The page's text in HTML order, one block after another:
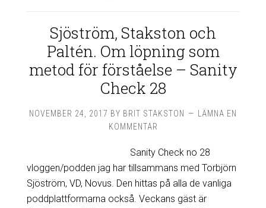
Sjöström, Stakston och
Paltén. Om löpning som
metod för förståelse – Sanity
Check 28
NOVEMBER 24, 2017 BY BRIT STAKSTON
LÄMNA EN
KOMMENTAR
Sanity Check no 28
vloggen/podden jag har tillsammans med Torbjörn
Sjöström, VD, Novus. Den hittas på alla de vanliga
poddplattformarna också. Veckans gäst är